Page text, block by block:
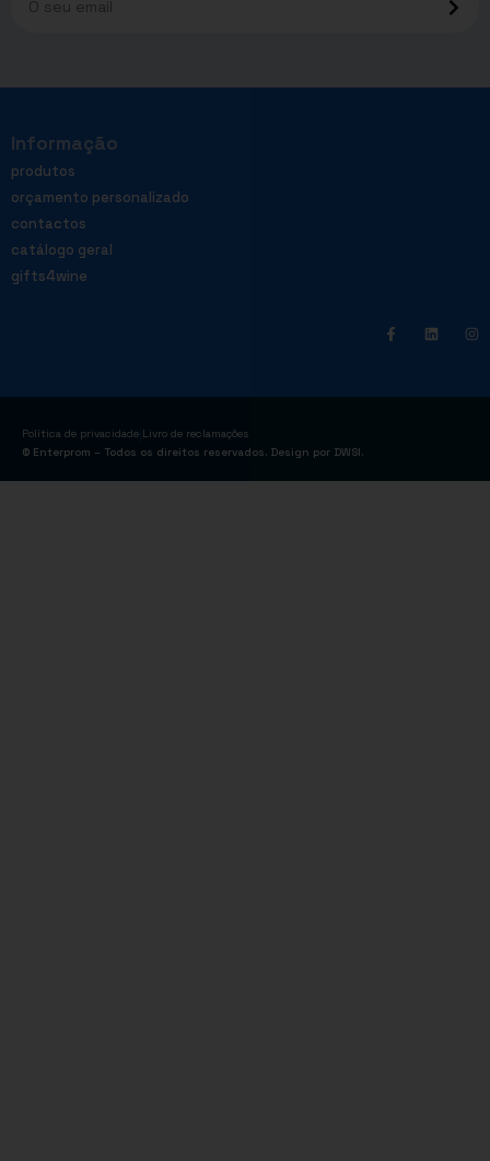
Informação
produtos
orçamento personalizado
contactos
catálogo geral
gifts4wine
Política de privacidade Livro de reclamações
© Enterprom – Todos os direitos reservados. Design por DWSI.